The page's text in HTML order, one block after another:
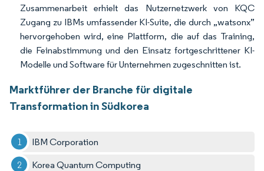
Zusammenarbeit erhielt das Nutzernetzwerk von KQC
Zugang zu IBMs umfassender KI-Suite, die durch „watsonx”
hervorgehoben wird, eine Plattform, die auf das Training,
die Feinabstimmung und den Einsatz fortgeschrittener KI-
Modelle und Software für Unternehmen zugeschnitten ist.
Marktführer der Branche für digitale
Transformation in Südkorea
IBM Corporation
Korea Quantum Computing